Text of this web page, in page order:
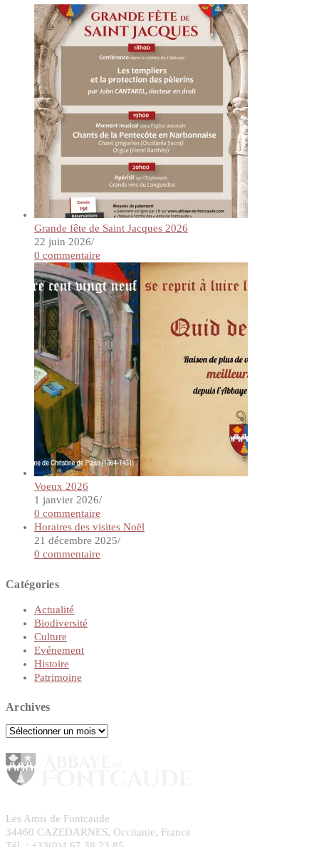
Grande fête de Saint Jacques 2026
22 juin 2026/
0 commentaire
Voeux 2026
1 janvier 2026/
0 commentaire
Horaires des visites Noël
21 décembre 2025/
0 commentaire
Catégories
Actualité
Biodiversité
Culture
Evénement
Histoire
Patrimoine
Archives
Archives
Les Amis de Fontcaude
34460 CAZEDARNES, Occitanie, France